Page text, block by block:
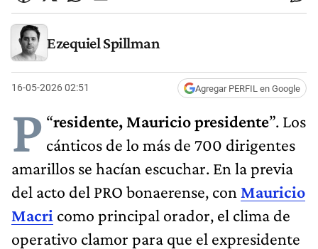
Ezequiel Spillman
16-05-2026 02:51 Agregar PERFIL en Google
“
P residente, Mauricio presidente”. Los
cánticos de lo más de 700 dirigentes
amarillos se hacían escuchar. En la previa
del acto del PRO bonaerense, con Mauricio
Macri como principal orador, el clima de
operativo clamor para que el expresidente